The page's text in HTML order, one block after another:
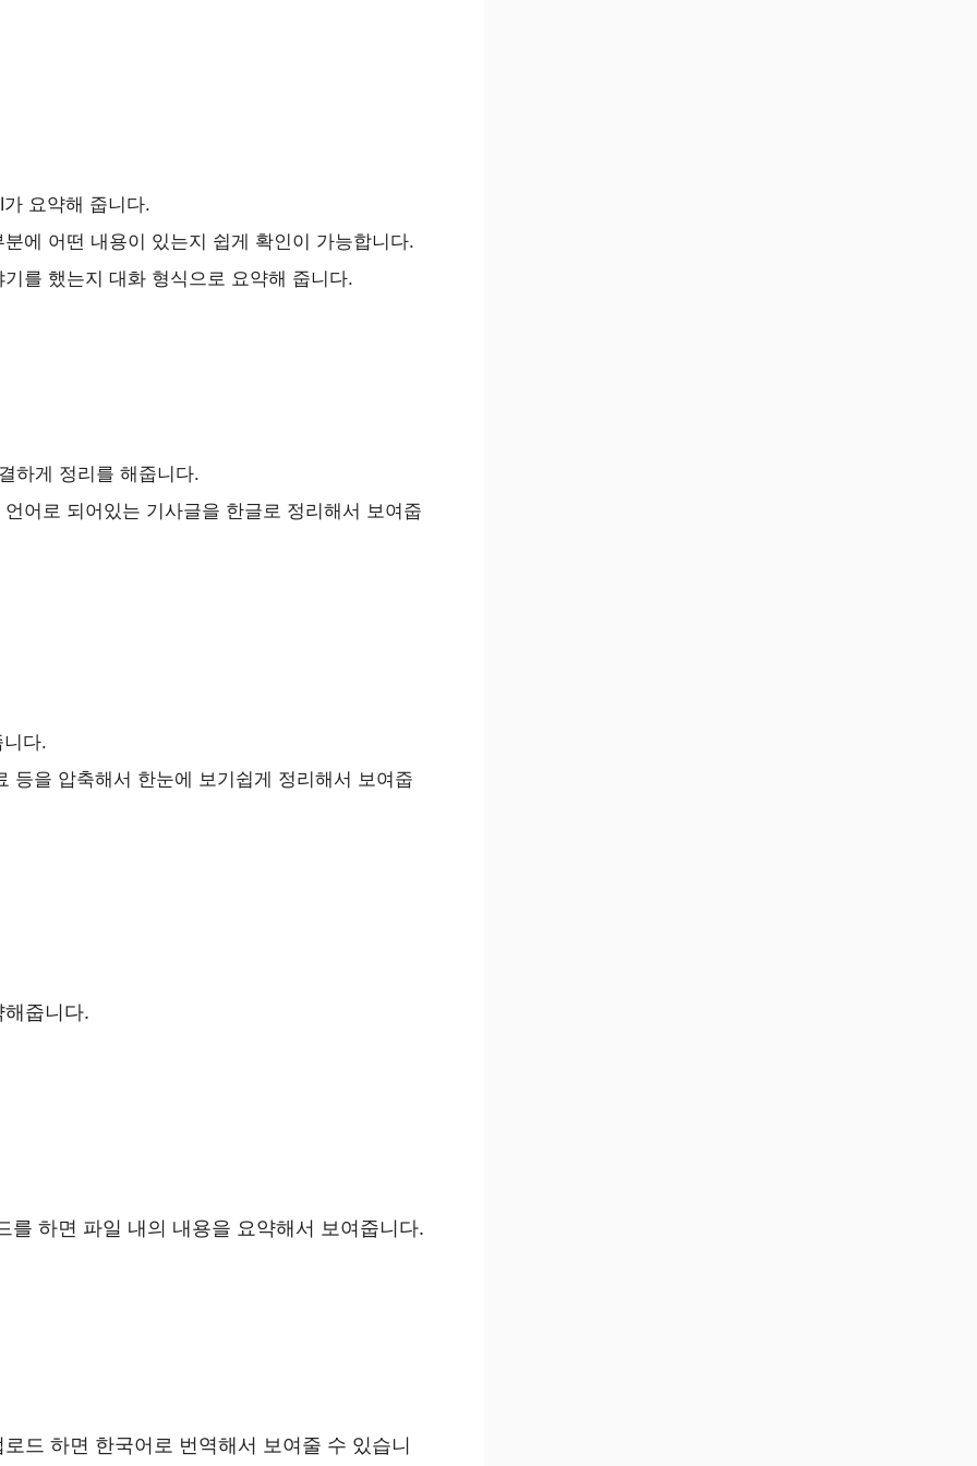
요약해 줍니다.
에 어떤 내용이 있는지 쉽게 확인이 가능합니다.
를 했는지 대화 형식으로 요약해 줍니다.
하게 정리를 해줍니다.
어로 되어있는 기사글을 한글로 정리해서 보여줍
다.
등을 압축해서 한눈에 보기쉽게 정리해서 보여줍
줍니다.
를 하면 파일 내의 내용을 요약해서 보여줍니다.
드 하면 한국어로 번역해서 보여줄 수 있습니